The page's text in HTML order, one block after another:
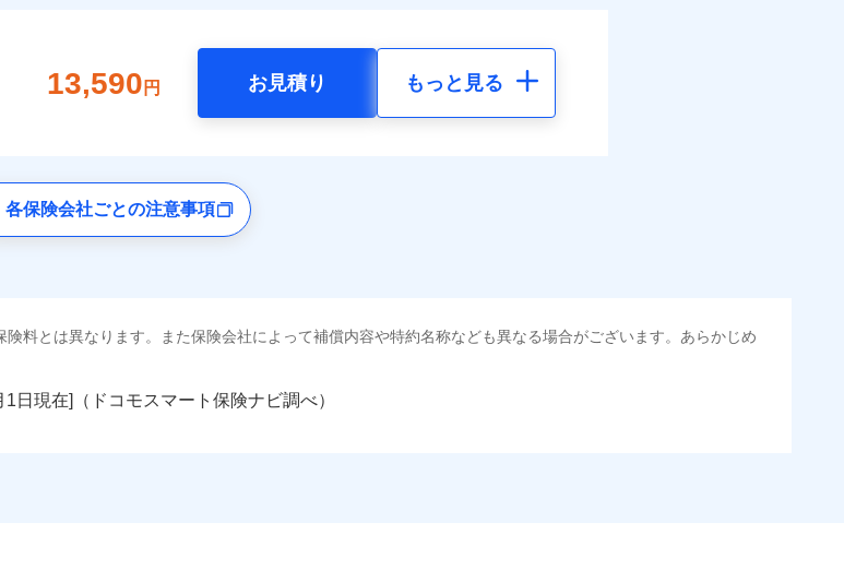
13,590 円 お見積り もっと見る
各保険会社ごとの注意事項
料とは異なります。また保険会社によって補償内容や特約名称なども異なる場合がございます。あらかじめ
日現在]（ドコモスマート保険ナビ調べ）